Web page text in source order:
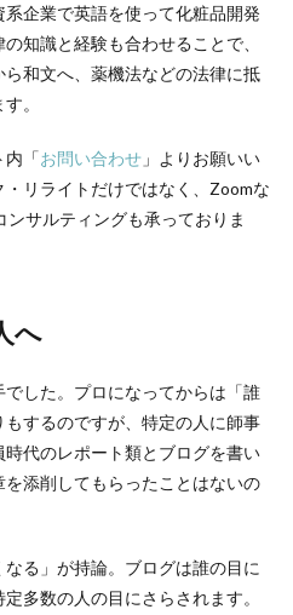
企業で英語を使って化粧品開発
知識と経験も合わせることで、
和文へ、薬機法などの法律に抵
。
内「お問い合わせ 」よりお願いい
リライトだけではなく、Zoomな
サルティングも承っておりま
へ
した。プロになってからは「誰
するのですが、特定の人に師事
代のレポート類とブログを書い
添削してもらったことはないの
なる」が持論。ブログは誰の目に
多数の人の目にさらされます。